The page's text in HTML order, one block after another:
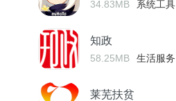
34.83MB 系统工具
知政
58.25MB 生活服务
莱芜扶贫